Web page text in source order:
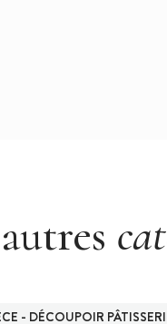
- DÉCOUPOIR